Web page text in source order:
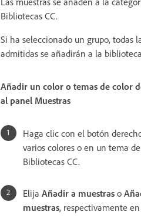
Bibliotecas CC.
Si ha seleccionado un grupo, todas
admitidas se añadirán a la
Añadir un color o temas de color
al panel Muestras
Haga clic con el botón
varios colores o en un tema
Bibliotecas CC.
Elija Añadir a muestras o
muestras, respectivamente